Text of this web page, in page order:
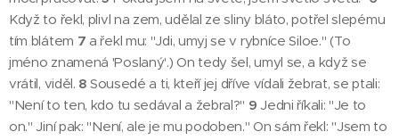
Když to řekl, plivl na zem, udělal ze sliny bláto, potřel slepému
tím blátem 7 a řekl mu: "Jdi, umyj se v rybníce Siloe." (To
jméno znamená 'Poslaný'.) On tedy šel, umyl se, a když se
vrátil, viděl. 8 Sousedé a ti, kteří jej dříve vídali žebrat, se ptali:
"Není to ten, kdo tu sedával a žebral?" 9 Jedni říkali: "Je to
on." Jiní pak: "Není, ale je mu podoben." On sám řekl: "Jsem to